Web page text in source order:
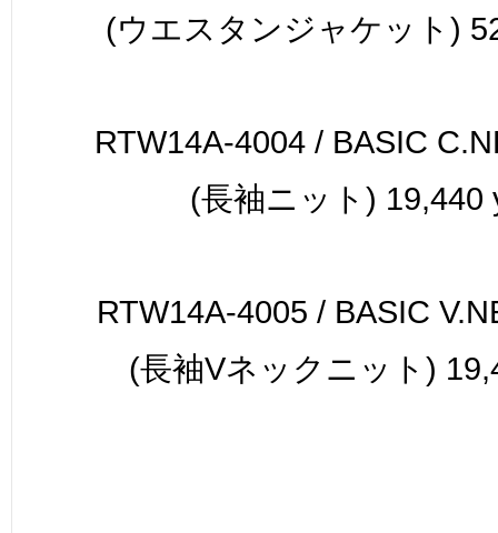
(ウエスタンジャケット)
RTW14A-4004 / BASIC
(長袖ニット) 19,440
RTW14A-4005 / BASIC
(長袖Vネックニット)